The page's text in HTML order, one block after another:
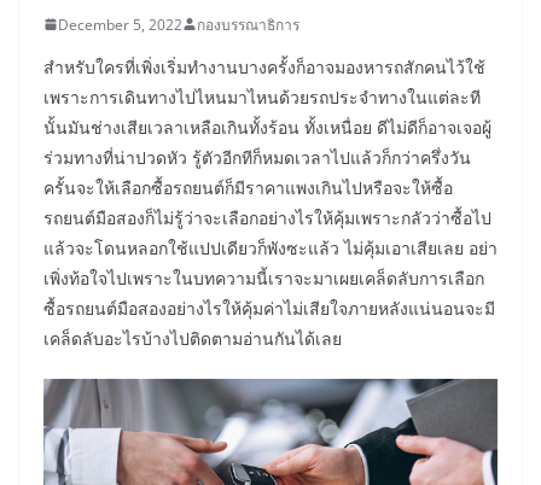
December 5, 2022 กองบรรณาธิการ
สำหรับใครที่เพิ่งเริ่มทำงานบางครั้งก็อาจมองหารถสักคนไว้ใช้
เพราะการเดินทางไปไหนมาไหนด้วยรถประจำทางในแต่ละที
นั้นมันช่างเสียเวลาเหลือเกินทั้งร้อน ทั้งเหนื่อย ดีไม่ดีก็อาจเจอผู้
ร่วมทางที่น่าปวดหัว รู้ตัวอีกทีก็หมดเวลาไปแล้วก็กว่าครึ่งวัน
ครั้นจะให้เลือกซื้อรถยนต์ก็มีราคาแพงเกินไปหรือจะให้ซื้อ
รถยนต์มือสองก็ไม่รู้ว่าจะเลือกอย่างไรให้คุ้มเพราะกลัวว่าซื้อไป
แล้วจะโดนหลอกใช้แปปเดียวก็พังซะแล้ว ไม่คุ้มเอาเสียเลย อย่า
เพิ่งท้อใจไปเพราะในบทความนี้เราจะมาเผยเคล็ดลับการเลือก
ซื้อรถยนต์มือสองอย่างไรให้คุ้มค่าไม่เสียใจภายหลังแน่นอนจะมี
เคล็ดลับอะไรบ้างไปติดตามอ่านกันได้เลย